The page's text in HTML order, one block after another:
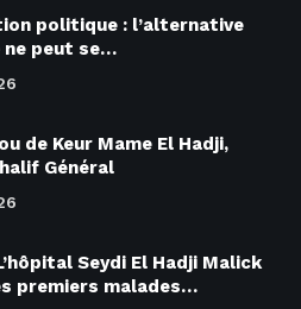
politique : l’alternative
ne peut se…
de Keur Mame El Hadji,
Général
Seydi El Hadji Malick
premiers malades…